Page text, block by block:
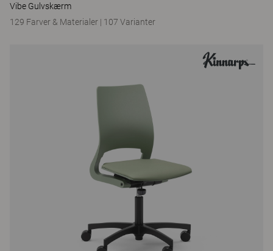
Vibe Gulvskærm
129 Farver & Materialer | 107 Varianter